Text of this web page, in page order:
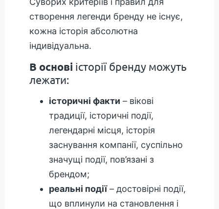
створення легенди бренду не існує,
кожна історія абсолютна
індивідуальна.
В основі історії бренду можуть
лежати:
історичні факти – вікові
традиції, історичні події,
легендарні місця, історія
заснування компанії, суспільно
значущі події, пов’язані з
брендом;
реальні події– достовірні події,
що вплинули на становлення і